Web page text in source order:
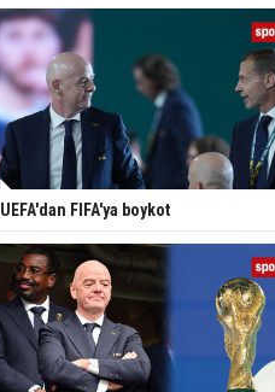
UEFA'dan FIFA'ya boykot